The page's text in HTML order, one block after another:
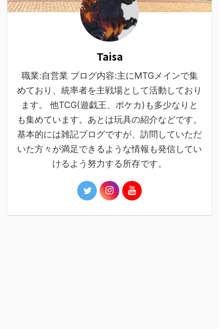
Taisa
職業:自営業 ブログ内容:主にMTGメインで集
めており、統率者を主戦場として活動しており
ます。 他TCG(遊戯王、ポケカ)も多少なりと
も集めています。あとは玩具の紹介などです。
基本的には雑記ブログですが、訪問していただ
いた方々が満足できるような情報も発信してい
けるよう努力する所存です。